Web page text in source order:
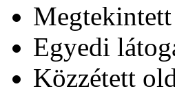
Egyedi
Közzétett